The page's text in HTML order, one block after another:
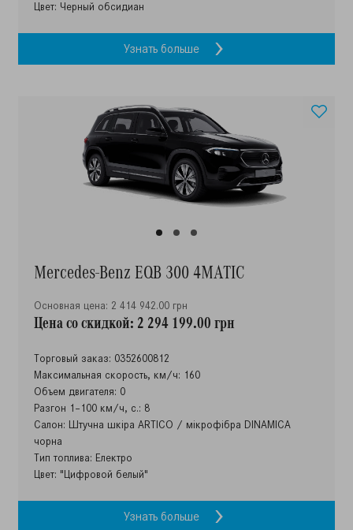
Цвет: Черный обсидиан
Узнать больше
Mercedes-Benz EQB 300 4MATIC
Основная цена: 2 414 942.00 грн
Цена со скидкой: 2 294 199.00 грн
Торговый заказ: 0352600812
Максимальная скорость, км/ч: 160
Объем двигателя: 0
Разгон 1–100 км/ч, с.: 8
Салон: Штучна шкіра ARTICO / мікрофібра DINAMICA
чорна
Тип топлива: Електро
Цвет: "Цифровой белый"
Узнать больше